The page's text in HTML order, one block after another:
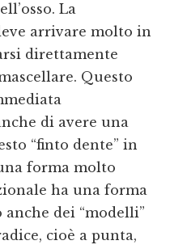
La
arrivare molto in
direttamente
Questo
di avere una
“finto dente” in
forma molto
ha una forma
dei “modelli”
cioè a punta,